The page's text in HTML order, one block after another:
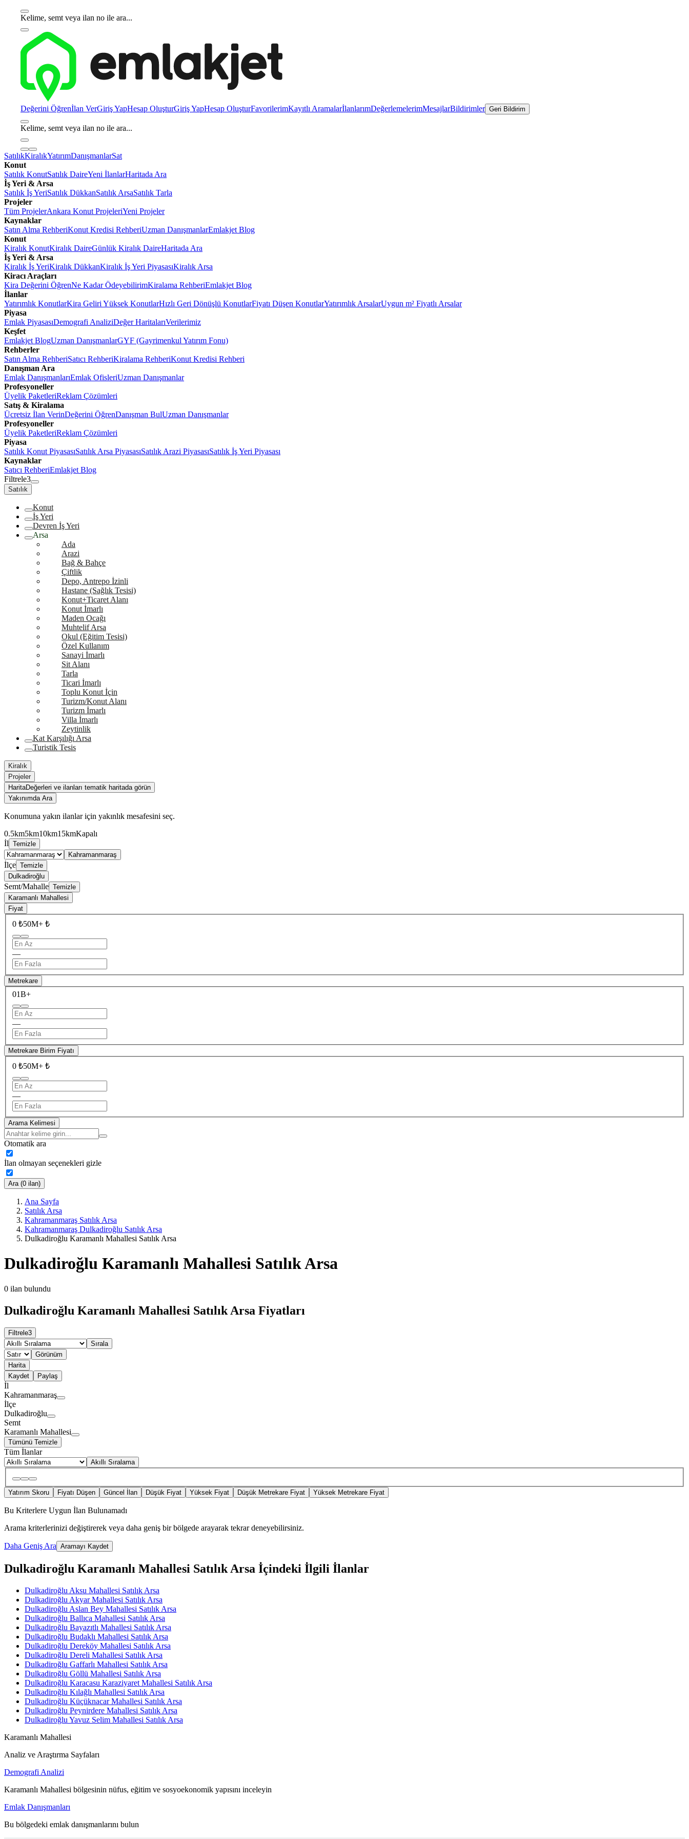
Kelime, semt veya ilan no ile ara...
Değerini Öğrenİlan VerGiriş YapHesap OluşturGiriş YapHesap OluşturFavorilerimKayıtlı AramalarİlanlarımDeğerlemelerimMesajlarBildirimler Geri Bildirim
Kelime, semt veya ilan no ile ara...
SatılıkKiralıkYatırımDanışmanlarSat
Konut
Satılık KonutSatılık DaireYeni İlanlarHaritada Ara
İş Yeri & Arsa
Satılık İş YeriSatılık DükkanSatılık ArsaSatılık Tarla
Projeler
Tüm ProjelerAnkara Konut ProjeleriYeni Projeler
Kaynaklar
Satın Alma RehberiKonut Kredisi RehberiUzman DanışmanlarEmlakjet Blog
Konut
Kiralık KonutKiralık DaireGünlük Kiralık DaireHaritada Ara
İş Yeri & Arsa
Kiralık İş YeriKiralık DükkanKiralık İş Yeri PiyasasıKiralık Arsa
Kiracı Araçları
Kira Değerini ÖğrenNe Kadar ÖdeyebilirimKiralama RehberiEmlakjet Blog
İlanlar
Yatırımlık KonutlarKira Geliri Yüksek KonutlarHızlı Geri Dönüşlü KonutlarFiyatı Düşen KonutlarYatırımlık ArsalarUygun m² Fiyatlı Arsalar
Piyasa
Emlak PiyasasıDemografi AnaliziDeğer HaritalarıVerilerimiz
Keşfet
Emlakjet BlogUzman DanışmanlarGYF (Gayrimenkul Yatırım Fonu)
Rehberler
Satın Alma RehberiSatıcı RehberiKiralama RehberiKonut Kredisi Rehberi
Danışman Ara
Emlak DanışmanlarıEmlak OfisleriUzman Danışmanlar
Profesyoneller
Üyelik PaketleriReklam Çözümleri
Satış & Kiralama
Ücretsiz İlan VerinDeğerini ÖğrenDanışman BulUzman Danışmanlar
Profesyoneller
Üyelik PaketleriReklam Çözümleri
Piyasa
Satılık Konut PiyasasıSatılık Arsa PiyasasıSatılık Arazi PiyasasıSatılık İş Yeri Piyasası
Kaynaklar
Satıcı RehberiEmlakjet Blog
Filtrele3
Satılık
Konut
İş Yeri
Devren İş Yeri
Arsa
Ada
Arazi
Bağ & Bahçe
Çiftlik
Depo, Antrepo İzinli
Hastane (Sağlık Tesisi)
Konut+Ticaret Alanı
Konut İmarlı
Maden Ocağı
Muhtelif Arsa
Okul (Eğitim Tesisi)
Özel Kullanım
Sanayi İmarlı
Sit Alanı
Tarla
Ticari İmarlı
Toplu Konut İçin
Turizm/Konut Alanı
Turizm İmarlı
Villa İmarlı
Zeytinlik
Kat Karşılığı Arsa
Turistik Tesis
Kiralık
Projeler
HaritaDeğerleri ve ilanları tematik haritada görün
Yakınımda Ara
Konumuna yakın ilanlar için yakınlık mesafesini seç.
0.5km5km10km15kmKapalı
İl Temizle
Kahramanmaraş
İlçe Temizle
Dulkadiroğlu
Semt/Mahalle Temizle
Karamanlı Mahallesi
Fiyat
0 ₺50M+ ₺
—
Metrekare
01B+
—
Metrekare Birim Fiyatı
0 ₺50M+ ₺
—
Arama Kelimesi
Otomatik ara
İlan olmayan seçenekleri gizle
Ara (0 ilan)
Ana Sayfa
Satılık Arsa
Kahramanmaraş Satılık Arsa
Kahramanmaraş Dulkadiroğlu Satılık Arsa
Dulkadiroğlu Karamanlı Mahallesi Satılık Arsa
Dulkadiroğlu Karamanlı Mahallesi Satılık Arsa
0 ilan bulundu
Dulkadiroğlu Karamanlı Mahallesi Satılık Arsa Fiyatları
Filtrele3
Sırala
Görünüm
Harita
Kaydet
Paylaş
İl
Kahramanmaraş
İlçe
Dulkadiroğlu
Semt
Karamanlı Mahallesi
Tümünü Temizle
Tüm İlanlar
Akıllı Sıralama
Yatırım Skoru Fiyatı Düşen Güncel İlan Düşük Fiyat Yüksek Fiyat Düşük Metrekare Fiyat Yüksek Metrekare Fiyat
Bu Kriterlere Uygun İlan Bulunamadı
Arama kriterlerinizi değiştirerek veya daha geniş bir bölgede arayarak tekrar deneyebilirsiniz.
Daha Geniş Ara Aramayı Kaydet
Dulkadiroğlu Karamanlı Mahallesi Satılık Arsa İçindeki İlgili İlanlar
Dulkadiroğlu Aksu Mahallesi Satılık Arsa
Dulkadiroğlu Akyar Mahallesi Satılık Arsa
Dulkadiroğlu Aslan Bey Mahallesi Satılık Arsa
Dulkadiroğlu Ballıca Mahallesi Satılık Arsa
Dulkadiroğlu Bayazıtlı Mahallesi Satılık Arsa
Dulkadiroğlu Budaklı Mahallesi Satılık Arsa
Dulkadiroğlu Dereköy Mahallesi Satılık Arsa
Dulkadiroğlu Dereli Mahallesi Satılık Arsa
Dulkadiroğlu Gaffarlı Mahallesi Satılık Arsa
Dulkadiroğlu Göllü Mahallesi Satılık Arsa
Dulkadiroğlu Karacasu Karaziyaret Mahallesi Satılık Arsa
Dulkadiroğlu Kılağlı Mahallesi Satılık Arsa
Dulkadiroğlu Küçüknacar Mahallesi Satılık Arsa
Dulkadiroğlu Peynirdere Mahallesi Satılık Arsa
Dulkadiroğlu Yavuz Selim Mahallesi Satılık Arsa
Karamanlı Mahallesi
Analiz ve Araştırma Sayfaları
Demografi Analizi
Karamanlı Mahallesi bölgesinin nüfus, eğitim ve sosyoekonomik yapısını inceleyin
Emlak Danışmanları
Bu bölgedeki emlak danışmanlarını bulun